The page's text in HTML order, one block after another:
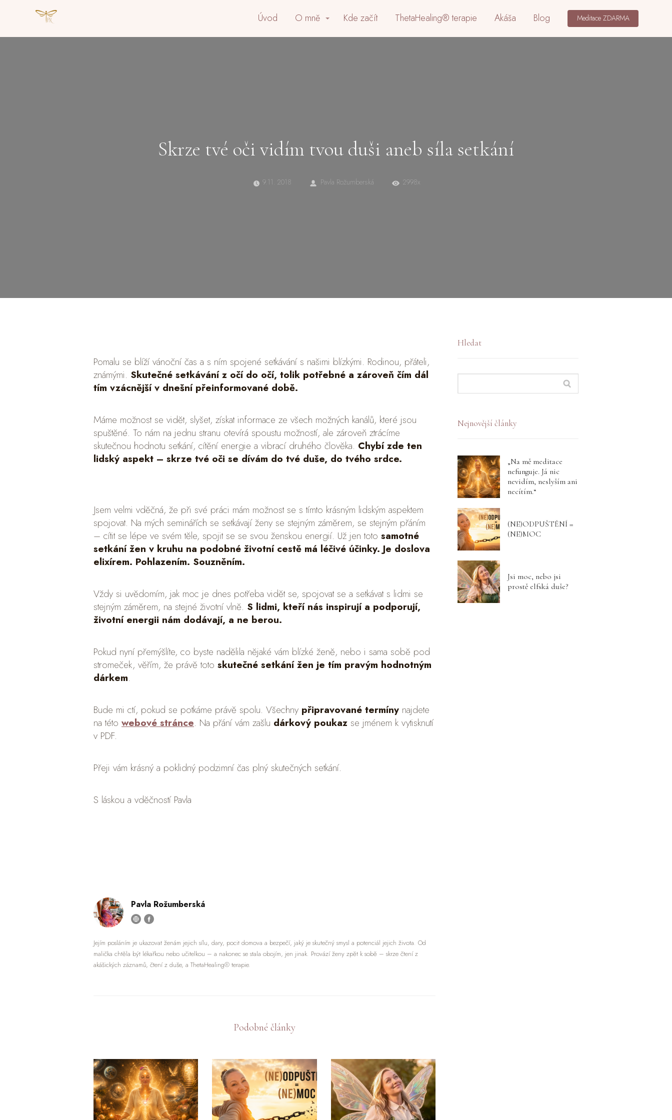
Úvod O mně Kde začít ThetaHealing® terapie Akáša Blog Meditace ZDARMA
Skrze tvé oči vidím tvou duši aneb síla setkání
9.11. 2018 Pavla Rožumberská 2998x
Pomalu se blíží vánoční čas a s ním spojené setkávání s našimi blízkými. Rodinou, přáteli,
známými. Skutečné setkávání z očí do očí, tolik potřebné a zároveň čím dál
tím vzácnější v dnešní přeinformované době.
Máme možnost se vidět, slyšet, získat informace ze všech možných kanálů, které jsou
spuštěné. To nám na jednu stranu otevírá spoustu možností, ale zároveň ztrácíme
skutečnou hodnotu setkání, cítění energie a vibrací druhého člověka. Chybí zde ten
lidský aspekt – skrze tvé oči se dívám do tvé duše, do tvého srdce.
Jsem velmi vděčná, že při své práci mám možnost se s tímto krásným lidským aspektem
spojovat. Na mých seminářích se setkávají ženy se stejným záměrem, se stejným přáním
– cítit se lépe ve svém těle, spojit se se svou ženskou energií. Už jen toto samotné
setkání žen v kruhu na podobné životní cestě má léčivé účinky. Je doslova
elixírem. Pohlazením. Souzněním.
Vždy si uvědomím, jak moc je dnes potřeba vidět se, spojovat se a setkávat s lidmi se
stejným záměrem, na stejné životní vlně. S lidmi, kteří nás inspirují a podporují,
životní energii nám dodávají, a ne berou.
Pokud nyní přemýšlíte, co byste nadělila nějaké vám blízké ženě, nebo i sama sobě pod
stromeček, věřím, že právě toto skutečné setkání žen je tím pravým hodnotným
dárkem.
Bude mi ctí, pokud se potkáme právě spolu. Všechny připravované termíny najdete
na této webové stránce. Na přání vám zašlu dárkový poukaz se jménem k vytisknutí
v PDF.
Přeji vám krásný a poklidný podzimní čas plný skutečných setkání.
S láskou a vděčností Pavla
Pavla Rožumberská
Jejím posláním je ukazovat ženám jejich sílu, dary, pocit domova a bezpečí, jaký je skutečný smysl a potenciál jejich života. Od
malička chtěla být lékařkou nebo učitelkou – a nakonec se stala obojím, jen jinak. Provází ženy zpět k sobě – skrze čtení z
akášických záznamů, čtení z duše, a ThetaHealing® terapie.
Podobné články
Hledat
Nejnovější články
„Na mě meditace
nefunguje. Já nic
nevidím, neslyším ani
necítím.“
(NE)ODPUŠTĚNÍ =
(NE)MOC
Jsi moc, nebo jsi
prostě elfská duše?